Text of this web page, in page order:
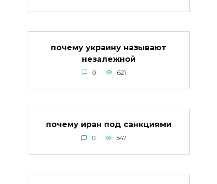
почему украину называют
незалежной
0 621
почему иран под санкциями
0 547